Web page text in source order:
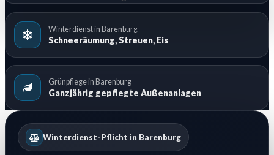
Winterdienst in Barenburg
Schneeräumung, Streuen, Eis
Grünpflege in Barenburg
Ganzjährig gepflegte Außenanlagen
Winterdienst-Pflicht in Barenburg